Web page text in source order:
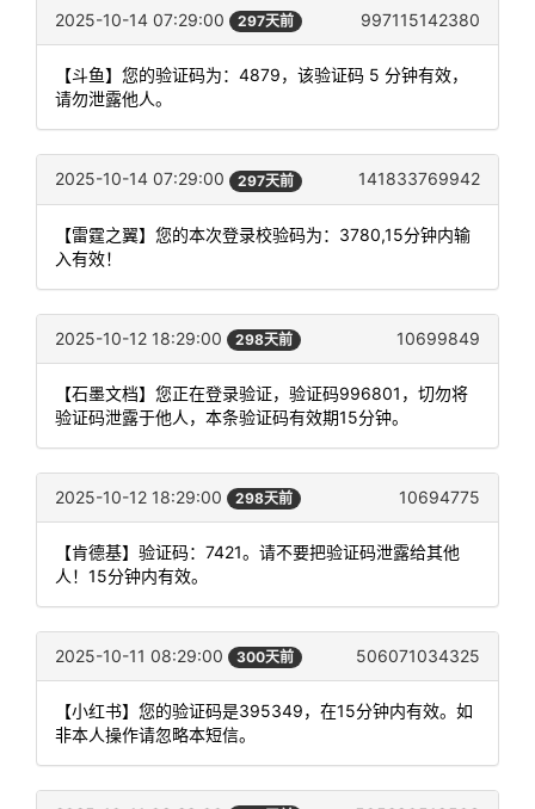
2025-10-14 07:29:00 297天前 997115142380
【斗鱼】您的验证码为：4879，该验证码 5 分钟有效，
请勿泄露他人。
2025-10-14 07:29:00 297天前 141833769942
【雷霆之翼】您的本次登录校验码为：3780,15分钟内输
入有效！
2025-10-12 18:29:00 298天前 10699849
【石墨文档】您正在登录验证，验证码996801，切勿将
验证码泄露于他人，本条验证码有效期15分钟。
2025-10-12 18:29:00 298天前 10694775
【肯德基】验证码：7421。请不要把验证码泄露给其他
人！15分钟内有效。
2025-10-11 08:29:00 300天前 506071034325
【小红书】您的验证码是395349，在15分钟内有效。如
非本人操作请忽略本短信。